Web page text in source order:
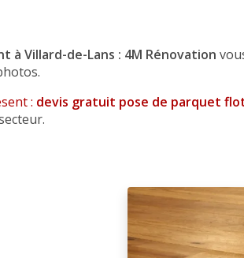
à Villard-de-Lans : 4M Rénovation
: devis gratuit pose de parquet